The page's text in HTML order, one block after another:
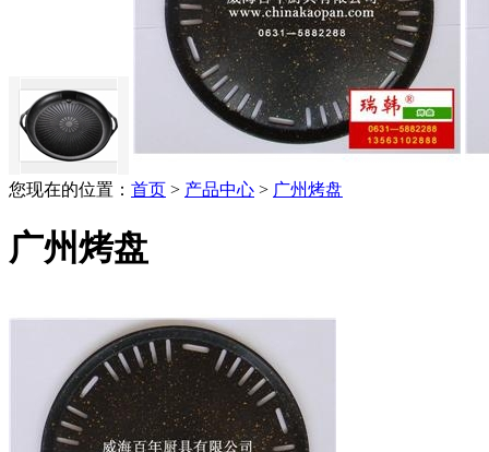
您现在的位置： 首页 > 产品中心 > 广州烤盘
广州烤盘